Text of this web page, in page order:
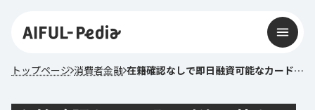
トップページ 消費者金融 在籍確認なしで即日融資可能なカードローンは？職場への電話連絡を避ける方法